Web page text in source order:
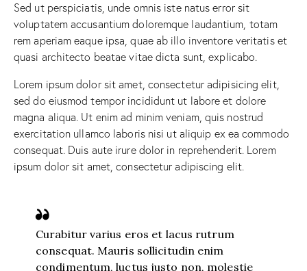
Sed ut perspiciatis, unde omnis iste natus error sit
voluptatem accusantium doloremque laudantium, totam
rem aperiam eaque ipsa, quae ab illo inventore veritatis et
quasi architecto beatae vitae dicta sunt, explicabo.
Lorem ipsum dolor sit amet, consectetur adipisicing elit,
sed do eiusmod tempor incididunt ut labore et dolore
magna aliqua. Ut enim ad minim veniam, quis nostrud
exercitation ullamco laboris nisi ut aliquip ex ea commodo
consequat. Duis aute irure dolor in reprehenderit. Lorem
ipsum dolor sit amet, consectetur adipiscing elit.
Curabitur varius eros et lacus rutrum
consequat. Mauris sollicitudin enim
condimentum, luctus justo non, molestie